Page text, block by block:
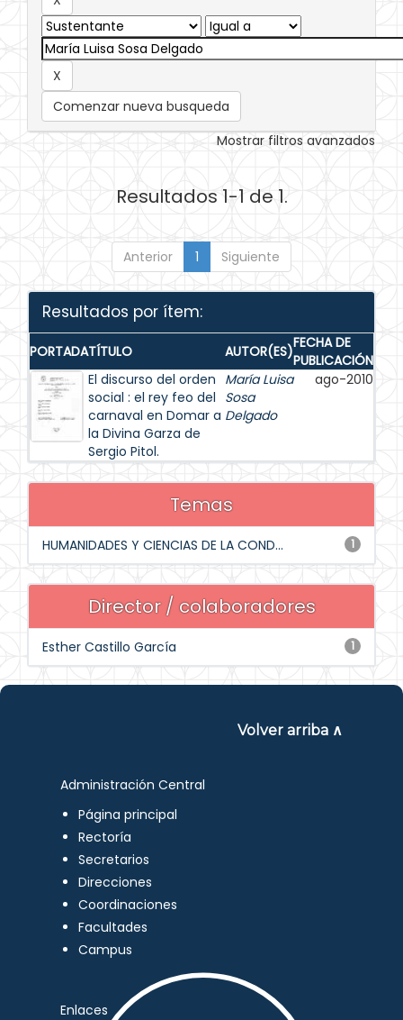
Comenzar nueva busqueda
Mostrar filtros avanzados
Resultados 1-1 de 1.
Anterior 1 Siguiente
Resultados por ítem:
PORTADATÍTULO AUTOR(ES)FECHA DE
PUBLICACIÓN
El discurso del orden
social : el rey feo del
carnaval en Domar a
la Divina Garza de
Sergio Pitol.
María Luisa
Sosa
Delgado
ago-2010
Temas
1
HUMANIDADES Y CIENCIAS DE LA COND...
Director / colaboradores
1
Esther Castillo García
Volver arriba ∧
Administración Central
Página principal
Rectoría
Secretarios
Direcciones
Coordinaciones
Facultades
Campus
Enlaces